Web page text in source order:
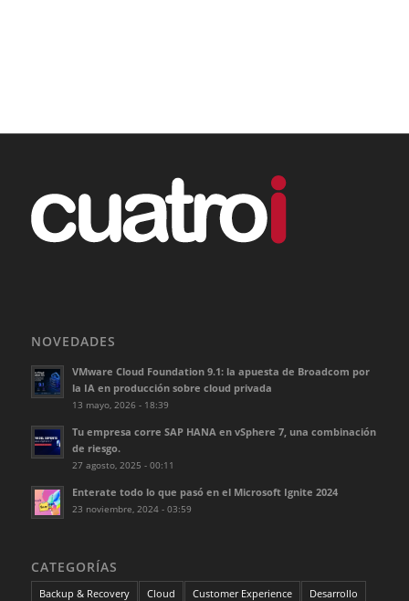
NOVEDADES
VMware Cloud Foundation 9.1: la apuesta de Broadcom por
la IA en producción sobre cloud privada
13 mayo, 2026 - 18:39
Tu empresa corre SAP HANA en vSphere 7, una combinación
de riesgo.
27 agosto, 2025 - 00:11
Enterate todo lo que pasó en el Microsoft Ignite 2024
23 noviembre, 2024 - 03:59
CATEGORÍAS
Backup & Recovery Cloud Customer Experience
Desarrollo